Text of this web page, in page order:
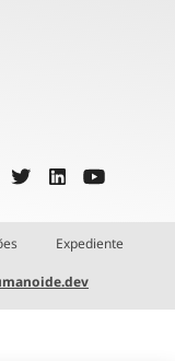
Expediente